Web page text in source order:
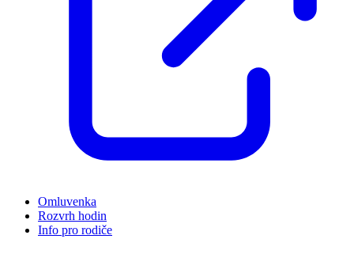
Omluvenka
Rozvrh hodin
Info pro rodiče